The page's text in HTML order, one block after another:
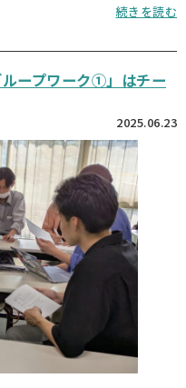
続きを読む
ープワーク①」はチー
2025.06.23